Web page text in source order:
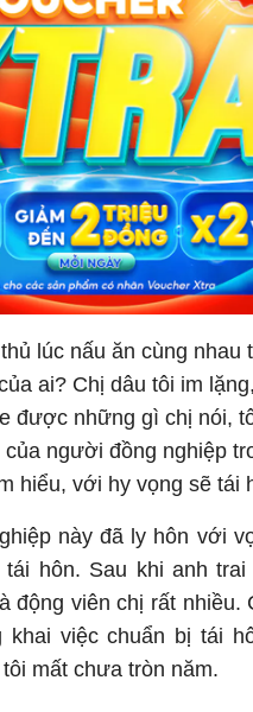
lúc nấu ăn cùng nhau
ai? Chị dâu tôi im
được những gì chị nói,
người đồng nghiệp
hiểu, với hy vọng sẽ tái
này đã ly hôn với
hôn. Sau khi anh
động viên chị rất nhiều.
việc chuẩn bị tái
mất chưa tròn năm.